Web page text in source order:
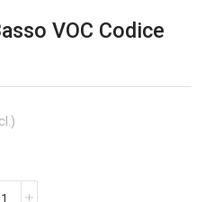
VOC Codice